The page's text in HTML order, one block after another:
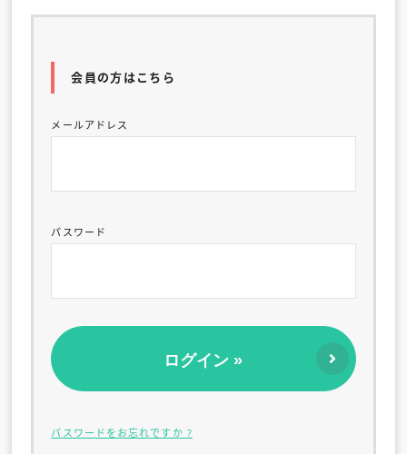
会員の方はこちら
メールアドレス
パスワード
パスワードをお忘れですか ?